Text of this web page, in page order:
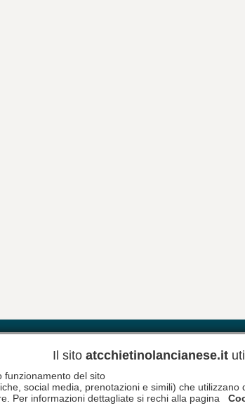
Il sito atcchietinolancianese.it
funzionamento del sito
social media, prenotazioni e simili) che
Per informazioni dettagliate si rechi alla pagina